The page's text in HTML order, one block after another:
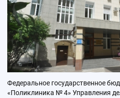
Федеральное государственное
«Поликлиника № 4» Управления